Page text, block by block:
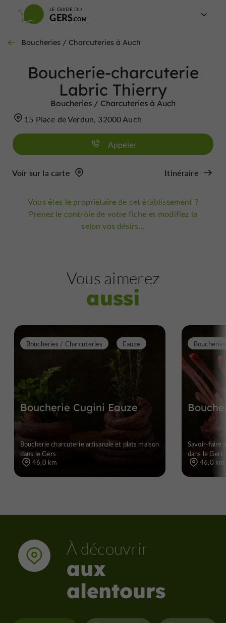
LE GUIDE DU
GERS
Boucheries / Charcuteries à Auch
Boucherie-charcuterie
Labric Thierry
Boucheries / Charcuteries à Auch
15 Place de Verdun, 32000 Auch
Appeler
Voir sur la carte Itinéraire
Vous êtes le propriétaire de cet établissement ?
Prenez le contrôle de votre fiche et modifiez la
selon vos désirs...
Vous aimerez
aussi
Boucherie Cugini Eauze
Boucheries / Charcuteries Eauze
Boucherie charcuterie artisanale et plats maison
dans le Gers
46,0 km
Savoir-faire
dans le Gers
46,0 km
À découvrir
aux
alentours